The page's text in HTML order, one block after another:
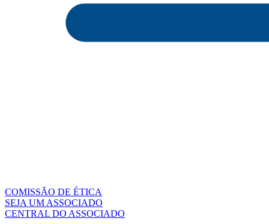
COMISSÃO DE ÉTICA
SEJA UM ASSOCIADO
CENTRAL DO ASSOCIADO